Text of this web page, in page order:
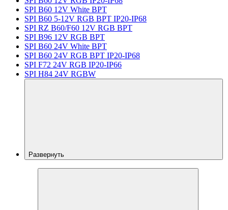
SPI B60 12V White BPT
SPI B60 5-12V RGB BPT IP20-IP68
SPI RZ B60/F60 12V RGB BPT
SPI B96 12V RGB BPT
SPI B60 24V White BPT
SPI B60 24V RGB BPT IP20-IP68
SPI F72 24V RGB IP20-IP66
SPI H84 24V RGBW
Развернуть